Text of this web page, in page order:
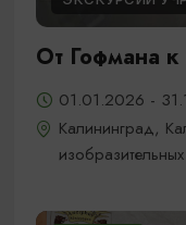
От Гофмана к
01.01.2026 -
Калининград,